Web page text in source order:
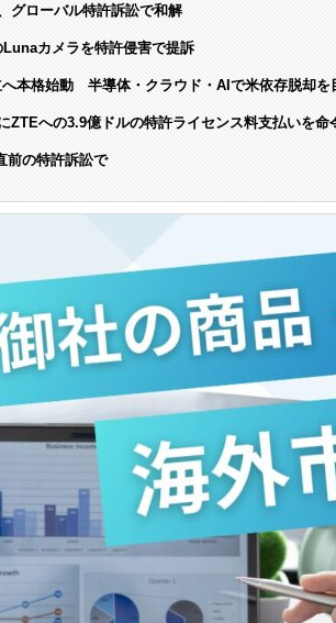
グローバル特許訴訟で和解
カメラを特許侵害で提訴
本格始動 半導体・クラウド・AIで米依存脱却を
ZTEへの3.9億ドルの特許ライセンス料支払いを命
前の特許訴訟で